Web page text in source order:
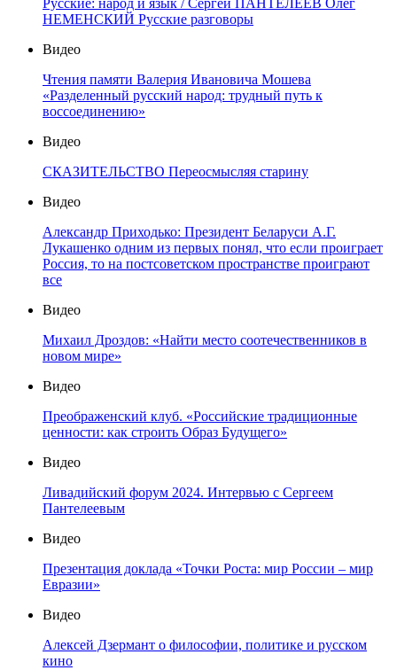
Русские: народ и язык / Сергей ПАНТЕЛЕЕВ Олег
НЕМЕНСКИЙ Русские разговоры
Видео
Чтения памяти Валерия Ивановича Мошева
«Разделенный русский народ: трудный путь к
воссоединению»
Видео
СКАЗИТЕЛЬСТВО Переосмысляя старину
Видео
Александр Приходько: Президент Беларуси А.Г.
Лукашенко одним из первых понял, что если проиграет
Россия, то на постсоветском пространстве проиграют
все
Видео
Михаил Дроздов: «Найти место соотечественников в
новом мире»
Видео
Преображенский клуб. «Российские традиционные
ценности: как строить Образ Будущего»
Видео
Ливадийский форум 2024. Интервью с Сергеем
Пантелеевым
Видео
Презентация доклада «Точки Роста: мир России – мир
Евразии»
Видео
Алексей Дзермант о философии, политике и русском
кино